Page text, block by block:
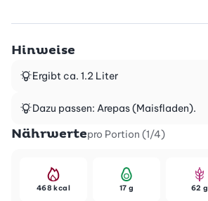
Hinweise
Ergibt ca. 1.2 Liter
Dazu passen: Arepas (Maisfladen).
Nährwertepro Portion (1/4)
468 kcal 17 g 62 g